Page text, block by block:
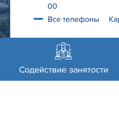
00
Все телефоны
Содействие занятости